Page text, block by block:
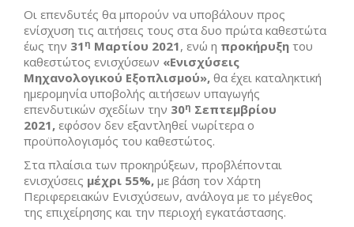
Οι επενδυτές θα μπορούν να υποβάλουν προς
ενίσχυση τις αιτήσεις τους στα δυο πρώτα καθεστώτα
έως την 31 η Μαρτίου 2021, ενώ η προκήρυξη του
καθεστώτος ενισχύσεων «Ενισχύσεις
Μηχανολογικού Εξοπλισμού», θα έχει καταληκτική
ημερομηνία υποβολής αιτήσεων υπαγωγής
επενδυτικών σχεδίων την 30η Σεπτεμβρίου
2021, εφόσον δεν εξαντληθεί νωρίτερα ο
προϋπολογισμός του καθεστώτος.
Στα πλαίσια των προκηρύξεων, προβλέπονται
ενισχύσεις μέχρι 55%, με βάση τον Χάρτη
Περιφερειακών Ενισχύσεων, ανάλογα με το μέγεθος
της επιχείρησης και την περιοχή εγκατάστασης.